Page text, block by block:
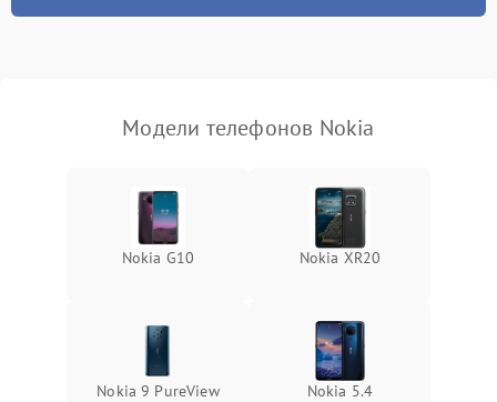
Модели телефонов Nokia
Nokia G10 Nokia XR20
Nokia 9 PureView Nokia 5.4